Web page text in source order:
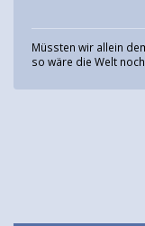
Müssten wir allein
so wäre die Welt